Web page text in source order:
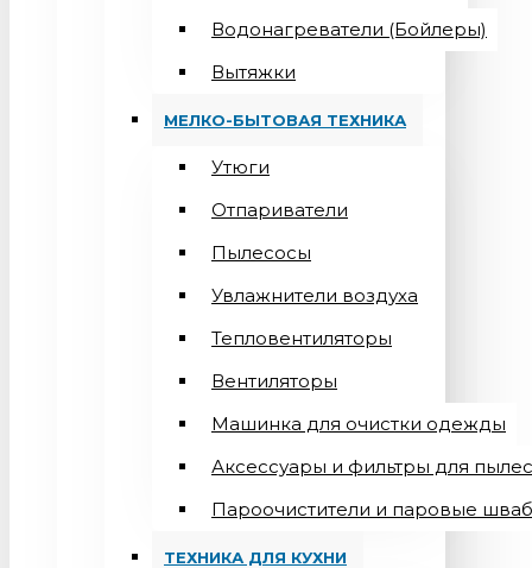
Водонагреватели (Бойлеры)
Вытяжки
МЕЛКО-БЫТОВАЯ ТЕХНИКА
Утюги
Отпариватели
Пылесосы
Увлажнители воздуха
Тепловентиляторы
Вентиляторы
Машинка для очистки одежды
Аксессуары и фильтры для
Пароочистители и паровые
ТЕХНИКА ДЛЯ КУХНИ